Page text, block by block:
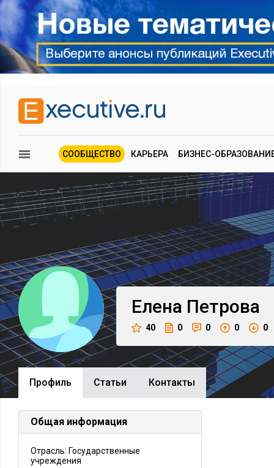
СООБЩЕСТВО КАРЬЕРА БИЗНЕС-
Елена Петрова
40 0 0 0 0
Профиль Cтатьи Контакты
Общая информация
Отрасль: Государственные
учреждения